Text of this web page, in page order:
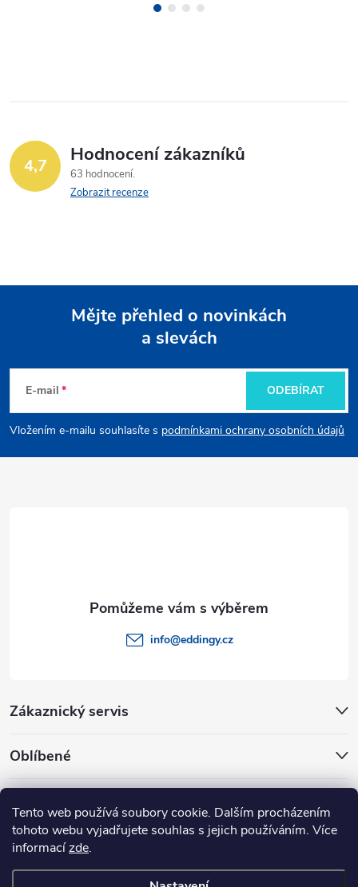
Tento web používá soubory cookie. Dalším procházením
tohoto webu vyjadřujete souhlas s jejich používáním. Více
informacízde.
4,7 Hodnocení zákazníků
63 hodnocení
Zobrazit recenze
p
a
Mějte přehled o novinkách
a slevách
E-mail
Vložením e-mailu souhlasíte s podmínkami ochrany osobních údajů
ODEBÍRAT
Zákaznický servis
Oblíbené
info@eddingy.cz